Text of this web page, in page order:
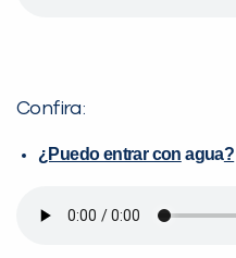
Confira:
¿Puedo entrar con agua?